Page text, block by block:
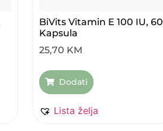
BiVits Vitamin E 100 IU, 60
Kapsula
25,70 KM
Dodati
Lista želja